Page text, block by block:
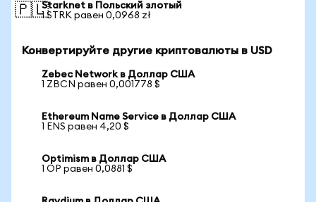
🇵🇱Starknet в Польский злотый
1 STRK равен 0,0968 zł
Конвертируйте другие криптовалюты в USD
Zebec Network в Доллар США
1 ZBCN равен 0,001778 $
Ethereum Name Service в Доллар США
1 ENS равен 4,20 $
Optimism в Доллар США
1 OP равен 0,0881 $